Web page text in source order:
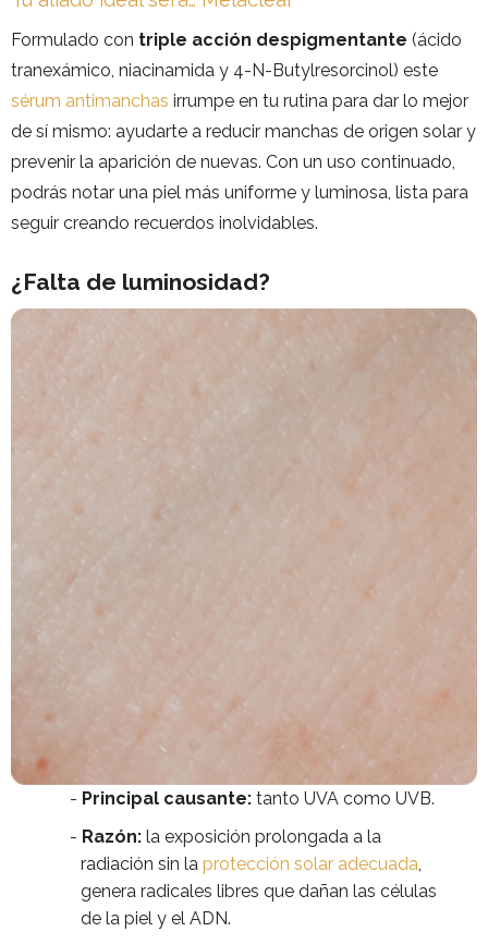
Formulado con triple acción despigmentante (ácido
tranexámico, niacinamida y 4-N-Butylresorcinol) este
sérum antimanchas irrumpe en tu rutina para dar lo mejor
de sí mismo: ayudarte a reducir manchas de origen solar y
prevenir la aparición de nuevas. Con un uso continuado,
podrás notar una piel más uniforme y luminosa, lista para
seguir creando recuerdos inolvidables.
¿Falta de luminosidad?
Principal causante: tanto UVA como UVB.
Razón: la exposición prolongada a la
radiación sin laprotección solar adecuada
genera radicales libres que dañan las células
de la piel y el ADN.